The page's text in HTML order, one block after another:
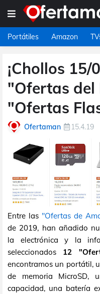
Portátiles Amazon
¡Chollos
"Ofertas del
"Ofertas
Ofertaman 15.4.19
Entre las "Ofertas de
de 2019, han añadido
la electrónica y la
seleccionados 12
encontramos un portátil,
de memoria MicroSD,
capacidad, una batería